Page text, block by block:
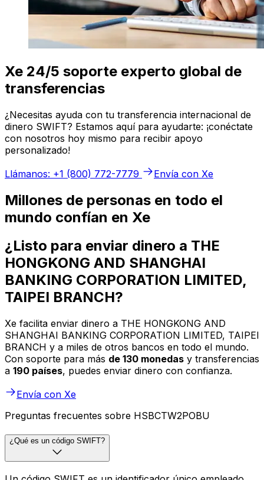
Xe 24/5 soporte experto global de
transferencias
¿Necesitas ayuda con tu transferencia internacional de
dinero SWIFT? Estamos aquí para ayudarte: ¡conéctate
con nosotros hoy mismo para recibir apoyo
personalizado!
Llámanos: +1 (800) 772-7779
Envía con Xe
Millones de personas en todo el
mundo confían en Xe
¿Listo para enviar dinero a THE
HONGKONG AND SHANGHAI
BANKING CORPORATION LIMITED,
TAIPEI BRANCH?
Xe facilita enviar dinero a THE HONGKONG AND
SHANGHAI BANKING CORPORATION LIMITED, TAIPEI
BRANCH y a miles de otros bancos en todo el mundo.
Con soporte para más de 130 monedas y transferencias
a 190 países, puedes enviar dinero con confianza.
Envía con Xe
Preguntas frecuentes sobre HSBCTW2POBU
¿Qué es un código SWIFT?